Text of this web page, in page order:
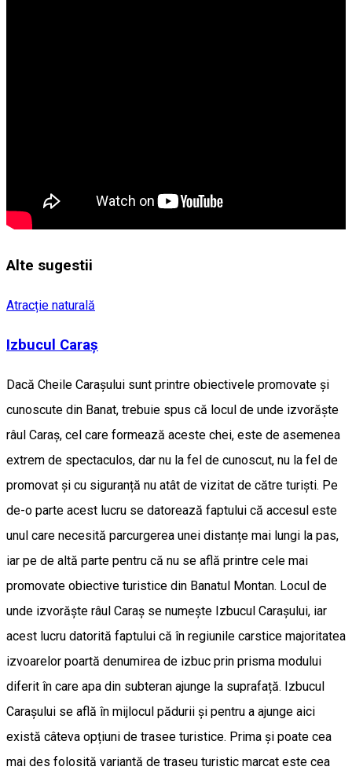
Alte sugestii
Atracție naturală
Izbucul Caraş
Dacă Cheile Carașului sunt printre obiectivele promovate și
cunoscute din Banat, trebuie spus că locul de unde izvorăște
râul Caraș, cel care formează aceste chei, este de asemenea
extrem de spectaculos, dar nu la fel de cunoscut, nu la fel de
promovat și cu siguranță nu atât de vizitat de către turiști. Pe
de-o parte acest lucru se datorează faptului că accesul este
unul care necesită parcurgerea unei distanțe mai lungi la pas,
iar pe de altă parte pentru că nu se află printre cele mai
promovate obiective turistice din Banatul Montan. Locul de
unde izvorăște râul Caraș se numește Izbucul Carașului, iar
acest lucru datorită faptului că în regiunile carstice majoritatea
izvoarelor poartă denumirea de izbuc prin prisma modului
diferit în care apa din subteran ajunge la suprafață. Izbucul
Carașului se află în mijlocul pădurii și pentru a ajunge aici
există câteva opțiuni de trasee turistice. Prima și poate cea
mai des folosită variantă de traseu turistic marcat este cea